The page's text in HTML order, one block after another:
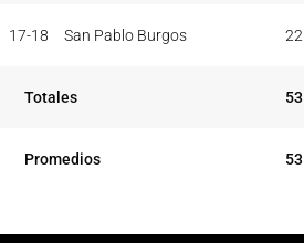
17-18 San Pablo Burgos 22
Totales 53
Promedios 53